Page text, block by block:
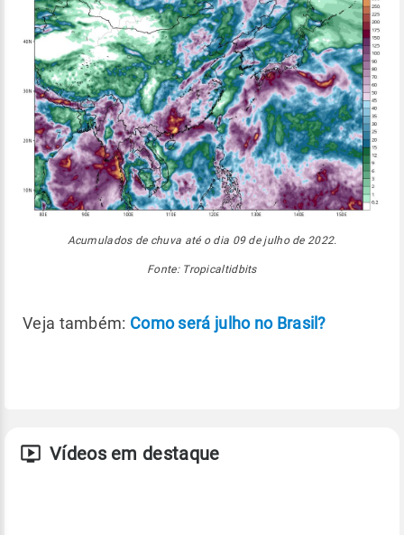
Acumulados de chuva até o dia 09 de julho de 2022.
Fonte: Tropicaltidbits
Veja também: Como será julho no Brasil?
Vídeos em destaque